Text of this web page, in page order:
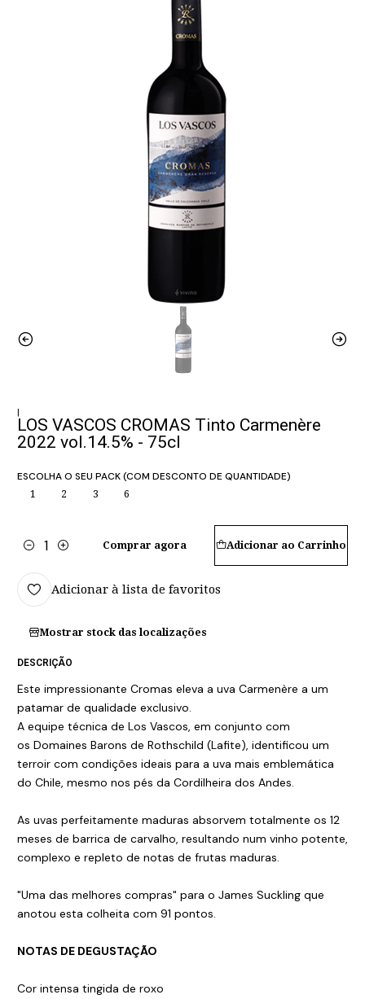
|
LOS VASCOS CROMAS Tinto Carmenère
2022 vol.14.5% - 75cl
ESCOLHA O SEU PACK (COM DESCONTO DE QUANTIDADE)
1 2 3 6
Quantidade
Adicionar ao Carrinho
Comprar agora
Adicionar à lista de favoritos
Mostrar stock das localizações
DESCRIÇÃO
Este impressionante Cromas eleva a uva Carmenère a um
patamar de qualidade exclusivo.
A equipe técnica de Los Vascos, em conjunto com
os Domaines Barons de Rothschild (Lafite), identificou um
terroir com condições ideais para a uva mais emblemática
do Chile, mesmo nos pés da Cordilheira dos Andes.
As uvas perfeitamente maduras absorvem totalmente os 12
meses de barrica de carvalho, resultando num vinho potente,
complexo e repleto de notas de frutas maduras.
"Uma das melhores compras" para o James Suckling que
anotou esta colheita com 91 pontos.
NOTAS DE DEGUSTAÇÃO
Cor intensa tingida de roxo